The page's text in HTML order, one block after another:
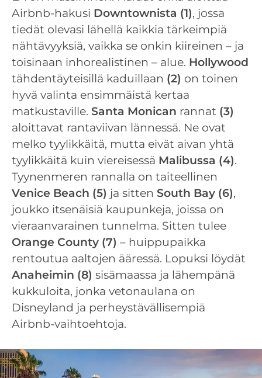
Airbnb-hakusi Downtownista (1), jossa
tiedät olevasi lähellä kaikkia tärkeimpiä
nähtävyyksiä, vaikka se onkin kiireinen – ja
toisinaan inhorealistinen – alue. Hollywood
tähdentäyteisillä kaduillaan (2) on toinen
hyvä valinta ensimmäistä kertaa
matkustaville. Santa Monican rannat (3)
aloittavat rantaviivan lännessä. Ne ovat
melko tyylikkäitä, mutta eivät aivan yhtä
tyylikkäitä kuin viereisessä Malibussa (4).
Tyynenmeren rannalla on taiteellinen
Venice Beach (5) ja sitten South Bay (6),
joukko itsenäisiä kaupunkeja, joissa on
vieraanvarainen tunnelma. Sitten tulee
Orange County (7) – huippupaikka
rentoutua aaltojen ääressä. Lopuksi löydät
Anaheimin (8) sisämaassa ja lähempänä
kukkuloita, jonka vetonaulana on
Disneyland ja perheystävällisempiä
Airbnb-vaihtoehtoja.